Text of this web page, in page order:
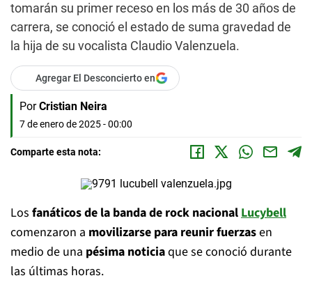
tomarán su primer receso en los más de 30 años de
carrera, se conoció el estado de suma gravedad de
la hija de su vocalista Claudio Valenzuela.
Agregar El Desconcierto en
Por Cristian Neira
7 de enero de 2025 - 00:00
Comparte esta nota:
Los fanáticos de la banda de rock nacionalLucybell
comenzaron a movilizarse para reunir fuerzasen
medio de una pésima noticiaque se conoció durante
las últimas horas.